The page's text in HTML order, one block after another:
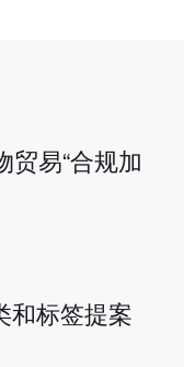
贸易“合规加
和标签提案